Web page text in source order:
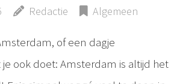
Redactie Algemeen
of een dagje
ook doet: Amsterdam is altijd het